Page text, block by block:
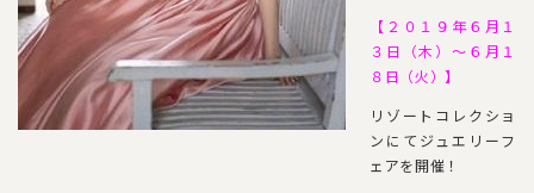
【２０１９年６月１
３日（木）～６月１
８日（火）】
リゾートコレクショ
ンにてジュエリーフ
ェアを開催！